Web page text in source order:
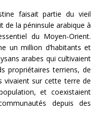
faisait partie du vieil
de la péninsule arabique à
du Moyen-Orient.
un million d’habitants et
arabes qui cultivaient
propriétaires terriens, de
vivaient sur cette terre de
et coexistaient
depuis des